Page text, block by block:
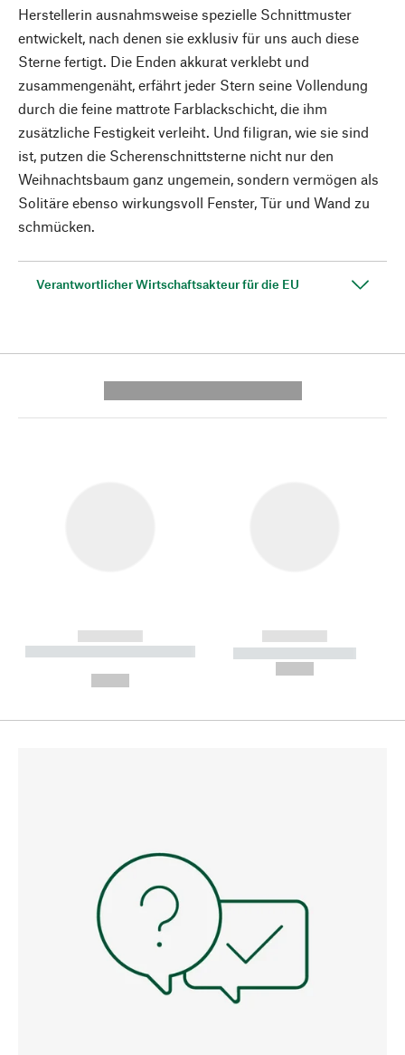
Herstellerin ausnahmsweise spezielle Schnittmuster
entwickelt, nach denen sie exklusiv für uns auch diese
Sterne fertigt. Die Enden akkurat verklebt und
zusammengenäht, erfährt jeder Stern seine Vollendung
durch die feine mattrote Farblackschicht, die ihm
zusätzliche Festigkeit verleiht. Und filigran, wie sie sind
ist, putzen die Scherenschnittsterne nicht nur den
Weihnachtsbaum ganz ungemein, sondern vermögen als
Solitäre ebenso wirkungsvoll Fenster, Tür und Wand zu
schmücken.
Verantwortlicher Wirtschaftsakteur für die EU
------------
----------- ----------- --------
------------
----------- -----------